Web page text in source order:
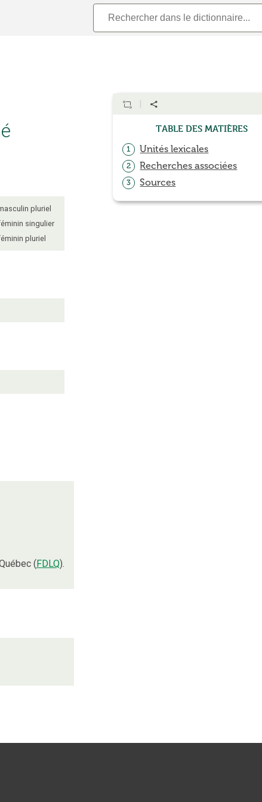
pluriel
singulier
pluriel
(FDLQ).
Table des matières
1 Unités lexicales
2 Recherches associées
3 Sources